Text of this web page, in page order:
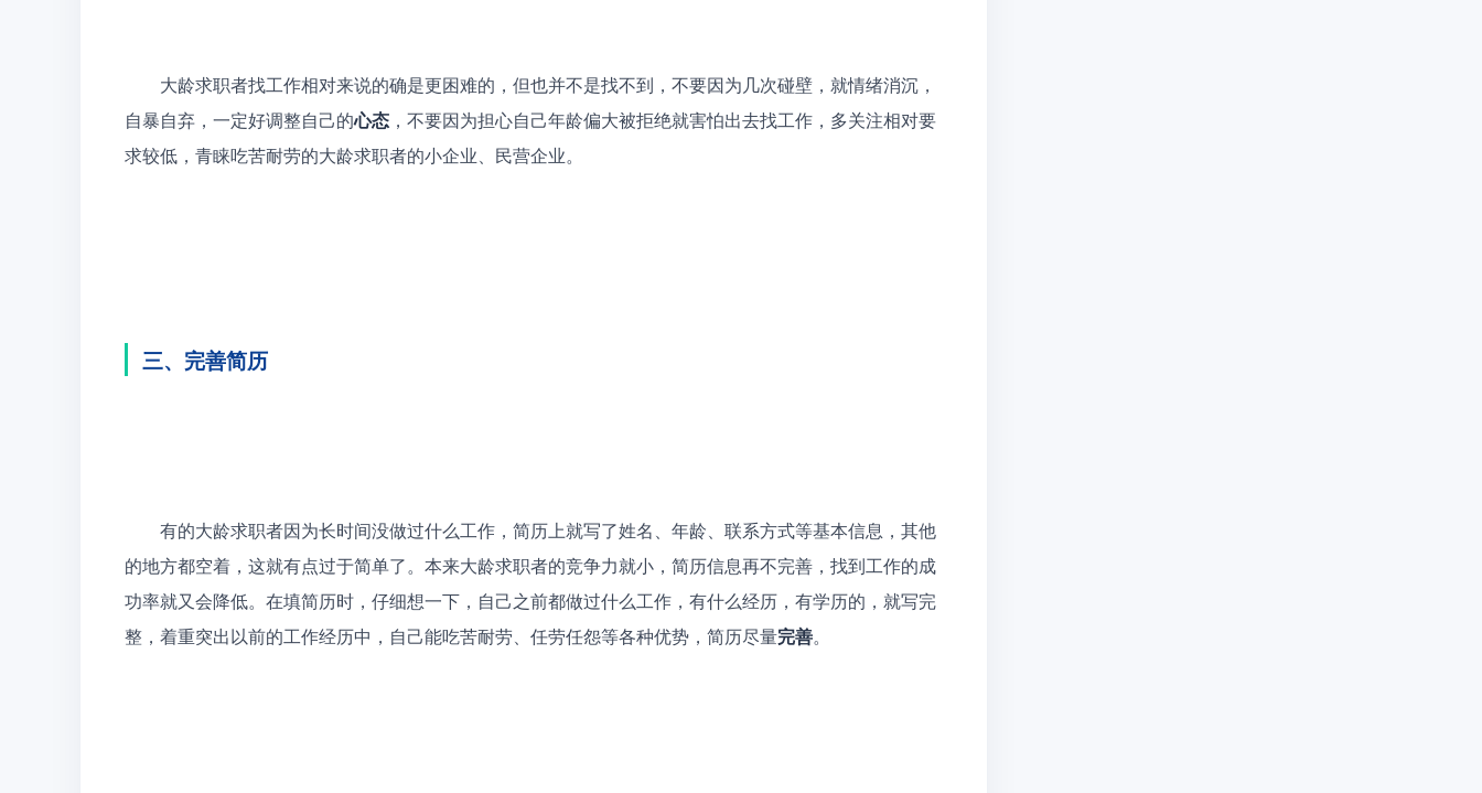
大龄求职者找工作相对来说的确是更困难的，但也并不是找不到，不要因为几次碰壁，就情绪消沉，
自暴自弃，一定好调整自己的心态 ，不要因为担心自己年龄偏大被拒绝就害怕出去找工作，多关注相对要
求较低，青睐吃苦耐劳的大龄求职者的小企业、民营企业。
三、完善简历
有的大龄求职者因为长时间没做过什么工作，简历上就写了姓名、年龄、联系方式等基本信息，其他
的地方都空着，这就有点过于简单了。本来大龄求职者的竞争力就小，简历信息再不完善，找到工作的成
功率就又会降低。在填简历时，仔细想一下，自己之前都做过什么工作，有什么经历，有学历的，就写完
整，着重突出以前的工作经历中，自己能吃苦耐劳、任劳任怨等各种优势，简历尽量完善。